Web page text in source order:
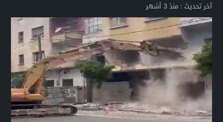
آخر تحديث :منذ 3 أشهر